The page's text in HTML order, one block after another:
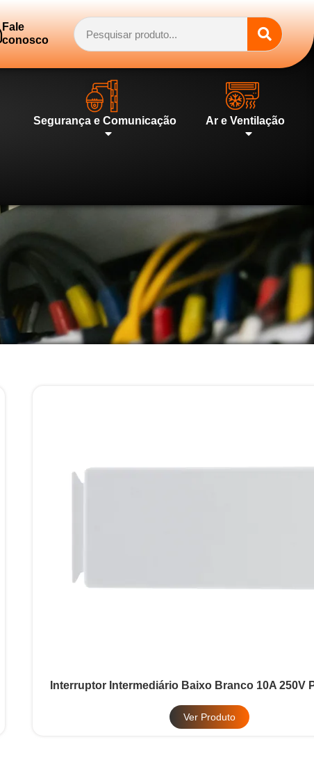
Fale
conosco
Segurança e Comunicação Ar e Ventilação
Interruptor Intermediário Baixo Branco 10A 250V
Ver Produto